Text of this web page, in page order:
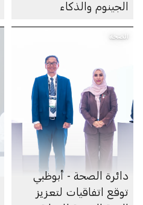
الجينوم والذكاء
والرعاية الصحية
الصحة
دائرة الصحة - أبوظبي
توقع اتفاقيات لتعزيز